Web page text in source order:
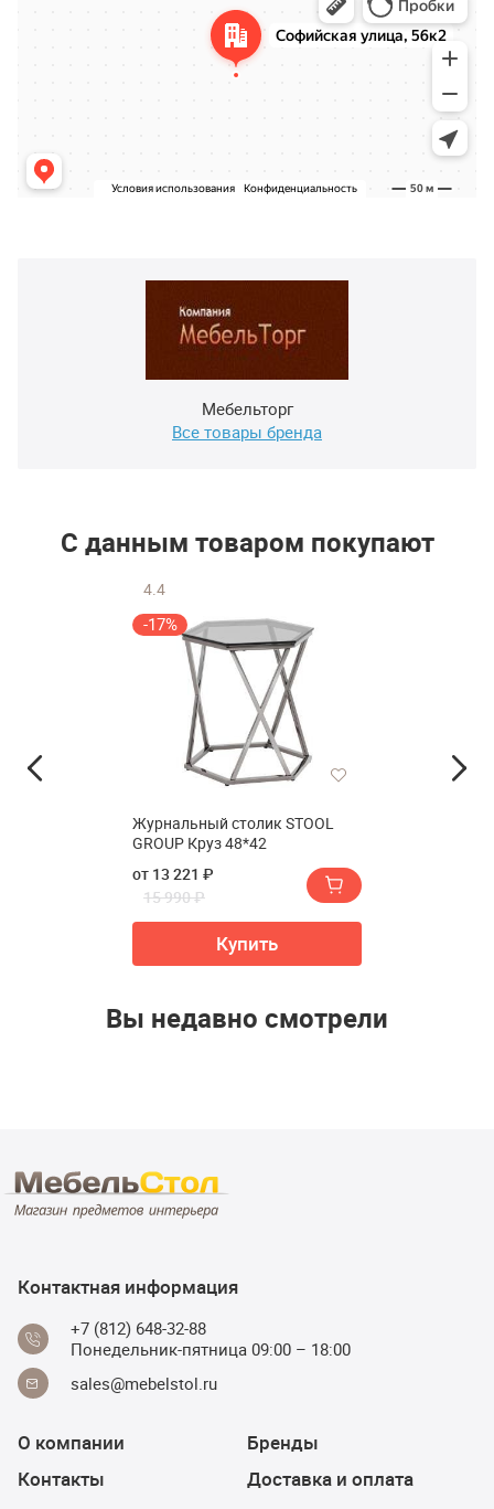
Мебельторг
Все товары бренда
С данным товаром покупают
4.4
-17%
Журнальный столик STOOL
GROUP Круз 48*42
от 13 221 ₽
15 990 ₽
Купить
Вы недавно смотрели
Контактная информация
+7 (812) 648-32-88
Понедельник-пятница 09:00 – 18:00
sales@mebelstol.ru
О компании
Контакты
Бренды
Доставка и оплата